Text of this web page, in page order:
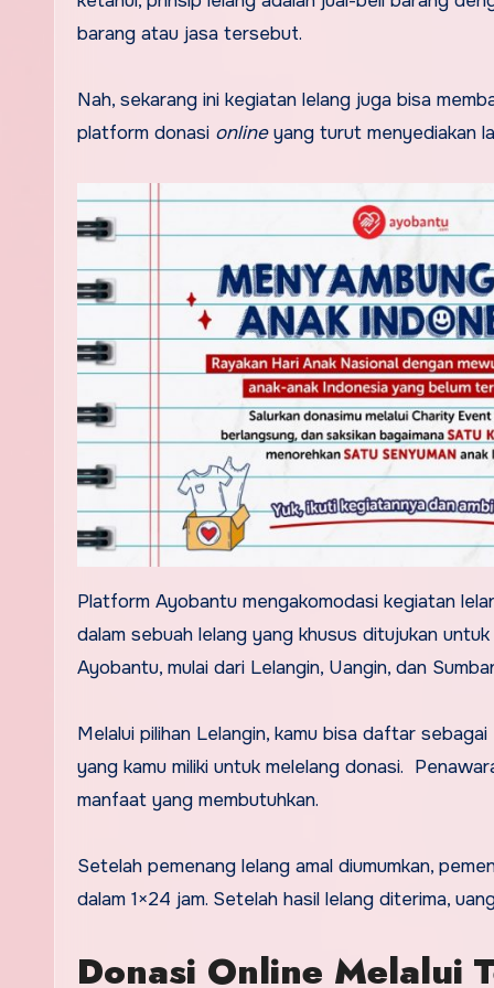
barang atau jasa tersebut.
Nah, sekarang ini kegiatan lelang juga bisa
platform donasi onlineyang turut menyediakan
Platform Ayobantu mengakomodasi kegiatan
dalam sebuah lelang yang khusus ditujukan
Ayobantu, mulai dari Lelangin, Uangin, dan
Melalui pilihan Lelangin, kamu bisa daftar
yang kamu miliki untuk melelang donasi.
manfaat yang membutuhkan.
Setelah pemenang lelang amal diumumkan,
dalam 1×24 jam. Setelah hasil lelang diterima,
Donasi Online Melalui